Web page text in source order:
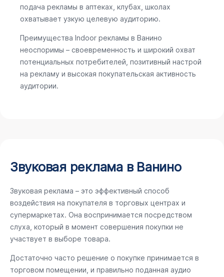
подача рекламы в аптеках, клубах, школах
охватывает узкую целевую аудиторию.
Преимущества Indoor рекламы в Ванино
неоспоримы – своевременность и широкий охват
потенциальных потребителей, позитивный настрой
на рекламу и высокая покупательская активность
аудитории.
Звуковая реклама в Ванино
Звуковая реклама – это эффективный способ
воздействия на покупателя в торговых центрах и
супермаркетах. Она воспринимается посредством
слуха, который в момент совершения покупки не
участвует в выборе товара.
Достаточно часто решение о покупке принимается в
торговом помещении, и правильно поданная аудио